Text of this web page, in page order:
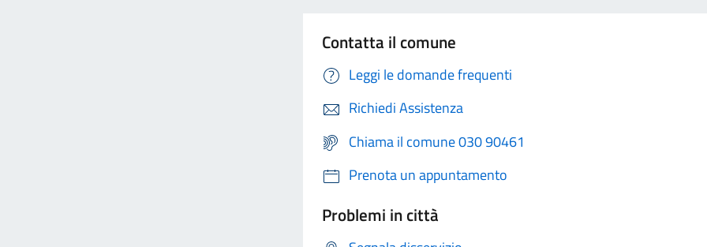
Contatta il comune
Leggi le domande frequenti
Richiedi Assistenza
Chiama il comune 030 90461
Prenota un appuntamento
Problemi in città